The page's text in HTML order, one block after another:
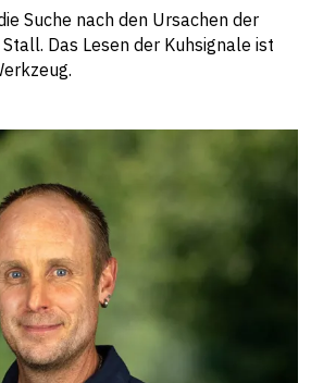
Suche nach den Ursachen der
Das Lesen der Kuhsignale ist